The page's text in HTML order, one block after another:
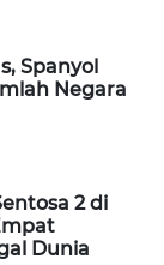
Spanyol
Negara
2 di
Dunia